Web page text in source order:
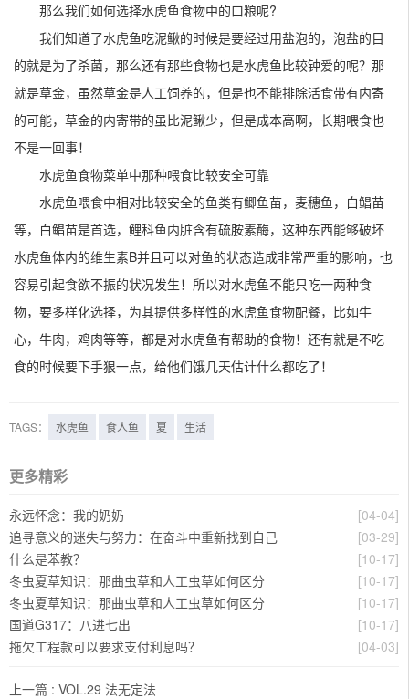
那么我们如何选择水虎鱼食物中的口粮呢?
我们知道了水虎鱼吃泥鳅的时候是要经过用盐泡的，泡盐的目
的就是为了杀菌，那么还有那些食物也是水虎鱼比较钟爱的呢？那
就是草金，虽然草金是人工饲养的，但是也不能排除活食带有内寄
的可能，草金的内寄带的虽比泥鳅少，但是成本高啊，长期喂食也
不是一回事！
水虎鱼食物菜单中那种喂食比较安全可靠
水虎鱼喂食中相对比较安全的鱼类有鲫鱼苗，麦穗鱼，白鲳苗
等，白鲳苗是首选，鲤科鱼内脏含有硫胺素酶，这种东西能够破坏
水虎鱼体内的维生素B并且可以对鱼的状态造成非常严重的影响，也
容易引起食欲不振的状况发生！所以对水虎鱼不能只吃一两种食
物，要多样化选择，为其提供多样性的水虎鱼食物配餐，比如牛
心，牛肉，鸡肉等等，都是对水虎鱼有帮助的食物！还有就是不吃
食的时候要下手狠一点，给他们饿几天估计什么都吃了！
TAGS： 水虎鱼 食人鱼 夏 生活
更多精彩
[04-04]
永远怀念：我的奶奶
[03-29]
追寻意义的迷失与努力：在奋斗中重新找到自己
[10-17]
什么是苯教？
[10-17]
冬虫夏草知识：那曲虫草和人工虫草如何区分
[10-17]
冬虫夏草知识：那曲虫草和人工虫草如何区分
[10-17]
国道G317：八进七出
[04-03]
拖欠工程款可以要求支付利息吗？
上一篇 : VOL.29 法无定法